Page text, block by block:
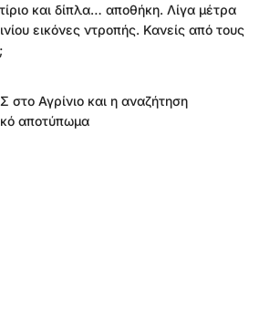
και δίπλα… αποθήκη. Λίγα μέτρα
εικόνες ντροπής. Κανείς από τους
Αγρίνιο και η αναζήτηση
αποτύπωμα